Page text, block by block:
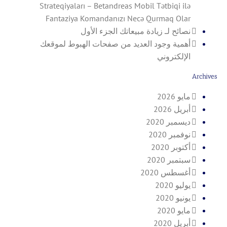
Strateqiyaları – Betandreas Mobil Tətbiqi ilə
Fantaziya Komandanızı Necə Qurmaq Olar
نصائح لـ زيادة مبيعاتك الجزء الأول
أهمية وجود العديد من صفحات الهبوط لموقعك
الإلكتروني
Archives
مايو 2026
أبريل 2026
ديسمبر 2020
نوفمبر 2020
أكتوبر 2020
سبتمبر 2020
أغسطس 2020
يوليو 2020
يونيو 2020
مايو 2020
أبريل 2020